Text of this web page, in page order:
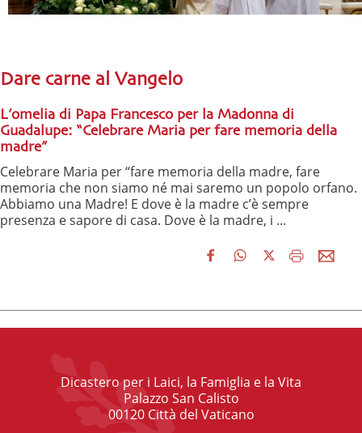
Dare carne al Vangelo
L’omelia di Papa Francesco per la Madonna di
Guadalupe: “Celebrare Maria per fare memoria della
madre”
Celebrare Maria per “fare memoria della madre, fare
memoria che non siamo né mai saremo un popolo orfano.
Abbiamo una Madre! E dove è la madre c’è sempre
presenza e sapore di casa. Dove è la madre, i ...
Dicastero per i Laici, la Famiglia e la Vita
Palazzo San Calisto
00120 Città del Vaticano